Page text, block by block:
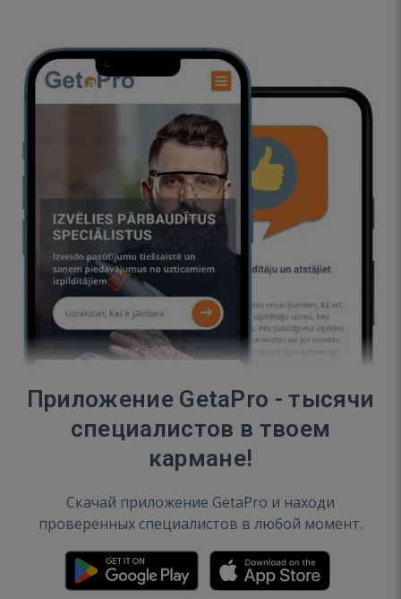
Приложение GetaPro - тысячи
специалистов в твоем
кармане!
Скачай приложение GetaPro и находи
проверенных специалистов в любой момент.